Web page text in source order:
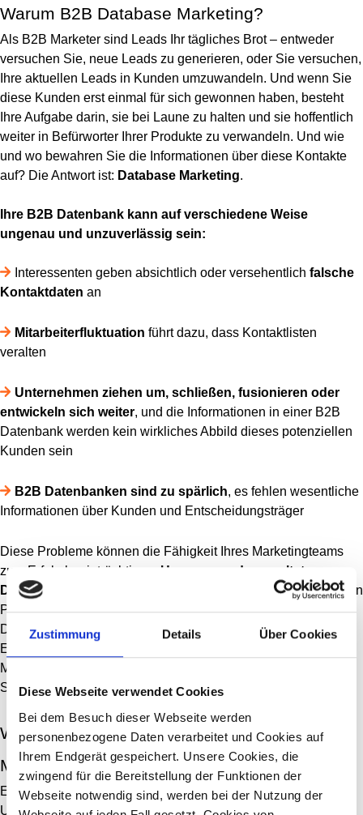
Zustimmung Details Über Cookies
Diese Webseite verwendet Cookies
Bei dem Besuch dieser Webseite werden
personenbezogene Daten verarbeitet und Cookies auf
Ihrem Endgerät gespeichert. Unsere Cookies, die
zwingend für die Bereitstellung der Funktionen der
Webseite notwendig sind, werden bei der Nutzung der
Warum B2B Database Marketing?
Als B2B Marketer sind Leads Ihr tägliches Brot – entweder
versuchen Sie, neue Leads zu generieren, oder Sie versuchen,
Ihre aktuellen Leads in Kunden umzuwandeln. Und wenn Sie
diese Kunden erst einmal für sich gewonnen haben, besteht
Ihre Aufgabe darin, sie bei Laune zu halten und sie hoffentlich
weiter in Befürworter Ihrer Produkte zu verwandeln. Und wie
und wo bewahren Sie die Informationen über diese Kontakte
auf? Die Antwort ist: Database Marketing.
Ihre B2B Datenbank kann auf verschiedene Weise
ungenau und unzuverlässig sein:
Interessenten geben absichtlich oder versehentlich falsche
Kontaktdaten an
Mitarbeiterfluktuation führt dazu, dass Kontaktlisten
veralten
Unternehmen ziehen um, schließen, fusionieren oder
entwickeln sich weiter, und die Informationen in einer B2B
Datenbank werden kein wirkliches Abbild dieses potenziellen
Kunden sein
B2B Datenbanken sind zu spärlich, es fehlen wesentliche
Informationen über Kunden und Entscheidungsträger
Diese Probleme können die Fähigkeit Ihres Marketingteams
zum Erfolg beeinträchtigen.
Ungenaue oder veraltete
Datenbanken
haben zur Folge, dass Dutzende Ihrer E-Mails in
Postfächern landen, die nicht mehr existieren. B2B
Datenbanken, denen Informationen zu Firmen und
Entscheidungsträgern fehlen, führen dazu, dass Sie Ihre
Marketingbemühungen nicht auf bestimmte Zielgruppen oder
Schmerzpunkte ausrichten können.
Wie datavance Ihnen beim Database
Marketing im B2B helfen kann
Ein Bestandteil von B2B Database Marketing ist die
Umwandlung von Big Data zu Smart Data. Unter